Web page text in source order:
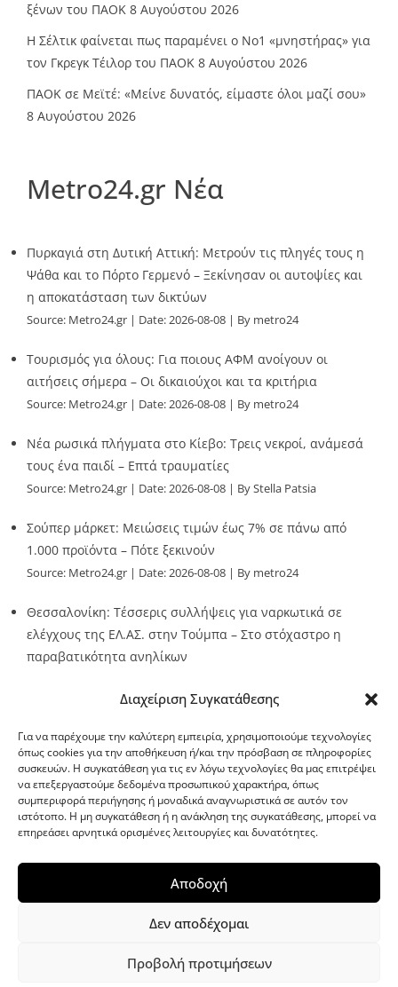
Διαχείριση Συγκατάθεσης
Για να παρέχουμε την καλύτερη εμπειρία, χρησιμοποιούμε τεχνολογίες
όπως cookies για την αποθήκευση ή/και την πρόσβαση σε πληροφορίες
συσκευών. Η συγκατάθεση για τις εν λόγω τεχνολογίες θα μας επιτρέψει
να επεξεργαστούμε δεδομένα προσωπικού χαρακτήρα, όπως
συμπεριφορά περιήγησης ή μοναδικά αναγνωριστικά σε αυτόν τον
ιστότοπο. Η μη συγκατάθεση ή η ανάκληση της συγκατάθεσης, μπορεί να
επηρεάσει αρνητικά ορισμένες λειτουργίες και δυνατότητες.
Αποδοχή
Δεν αποδέχομαι
Προβολή προτιμήσεων
ξένων του ΠΑΟΚ 8 Αυγούστου 2026
Η Σέλτικ φαίνεται πως παραμένει ο Νο1 «μνηστήρας» για
τον Γκρεγκ Τέιλορ του ΠΑΟΚ 8 Αυγούστου 2026
ΠΑΟΚ σε Μεϊτέ: «Μείνε δυνατός, είμαστε όλοι μαζί σου»
8 Αυγούστου 2026
Metro24.gr Νέα
Πυρκαγιά στη Δυτική Αττική: Μετρούν τις πληγές τους η
Ψάθα και το Πόρτο Γερμενό – Ξεκίνησαν οι αυτοψίες και
η αποκατάσταση των δικτύων
Source: Metro24.gr Date: 2026-08-08 By metro24
Τουρισμός για όλους: Για ποιους ΑΦΜ ανοίγουν οι
αιτήσεις σήμερα – Οι δικαιούχοι και τα κριτήρια
Source: Metro24.gr Date: 2026-08-08 By metro24
Νέα ρωσικά πλήγματα στο Κίεβο: Τρεις νεκροί, ανάμεσά
τους ένα παιδί – Επτά τραυματίες
Source: Metro24.gr Date: 2026-08-08 By Stella Patsia
Σούπερ μάρκετ: Μειώσεις τιμών έως 7% σε πάνω από
1.000 προϊόντα – Πότε ξεκινούν
Source: Metro24.gr Date: 2026-08-08 By metro24
Θεσσαλονίκη: Τέσσερις συλλήψεις για ναρκωτικά σε
ελέγχους της ΕΛ.ΑΣ. στην Τούμπα – Στο στόχαστρο η
παραβατικότητα ανηλίκων
G-point.gr